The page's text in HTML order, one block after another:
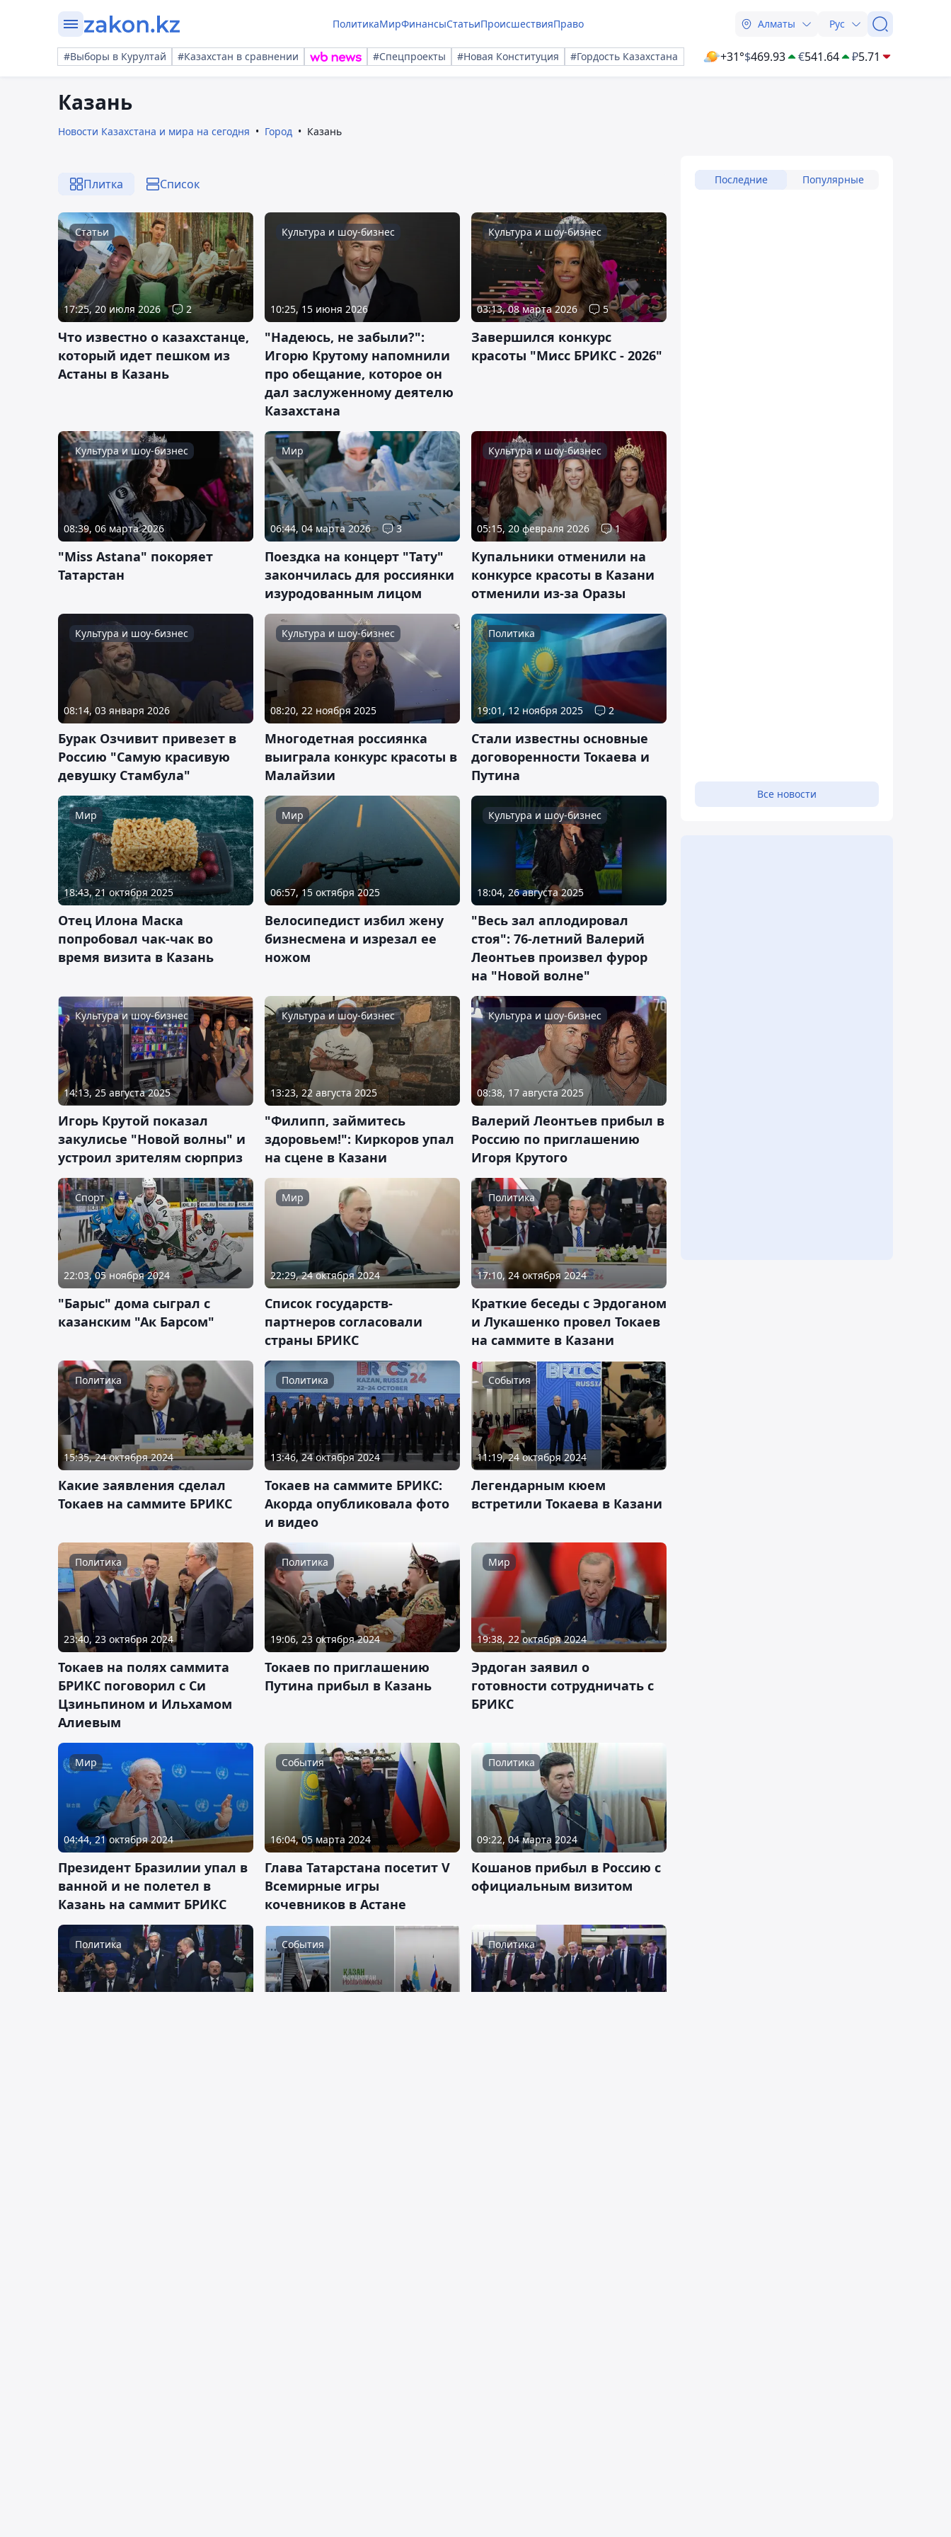
ПолитикаМирФинансыСтатьиПроисшествияПраво Алматы Рус
#Выборы в Курултай #Казахстан в сравнении #Спецпроекты #Новая Конституция #Гордость Казахстана +31°$469.93 €541.64 ₽5.71
Казань
Новости Казахстана и мира на сегодня Город Казань
Плитка Список
Статьи
17:25, 20 июля 2026 2
Что известно о казахстанце,
который идет пешком из
Астаны в Казань
Культура и шоу-бизнес
10:25, 15 июня 2026
"Надеюсь, не забыли?":
Игорю Крутому напомнили
про обещание, которое он
дал заслуженному деятелю
Казахстана
Культура и шоу-бизнес
03:13, 08 марта 2026 5
Завершился конкурс
красоты "Мисс БРИКС - 2026"
Культура и шоу-бизнес
08:39, 06 марта 2026
"Miss Astana" покоряет
Татарстан
Мир
06:44, 04 марта 2026 3
Поездка на концерт "Тату"
закончилась для россиянки
изуродованным лицом
Культура и шоу-бизнес
05:15, 20 февраля 2026 1
Купальники отменили на
конкурсе красоты в Казани
отменили из-за Оразы
Культура и шоу-бизнес
08:14, 03 января 2026
Бурак Озчивит привезет в
Россию "Самую красивую
девушку Стамбула"
Культура и шоу-бизнес
08:20, 22 ноября 2025
Многодетная россиянка
выиграла конкурс красоты в
Малайзии
Политика
19:01, 12 ноября 2025 2
Стали известны основные
договоренности Токаева и
Путина
Мир
18:43, 21 октября 2025
Отец Илона Маска
попробовал чак-чак во
время визита в Казань
Мир
06:57, 15 октября 2025
Велосипедист избил жену
бизнесмена и изрезал ее
ножом
Культура и шоу-бизнес
18:04, 26 августа 2025
"Весь зал аплодировал
стоя": 76-летний Валерий
Леонтьев произвел фурор
на "Новой волне"
Культура и шоу-бизнес
14:13, 25 августа 2025
Игорь Крутой показал
закулисье "Новой волны" и
устроил зрителям сюрприз
Культура и шоу-бизнес
13:23, 22 августа 2025
"Филипп, займитесь
здоровьем!": Киркоров упал
на сцене в Казани
Культура и шоу-бизнес
08:38, 17 августа 2025
Валерий Леонтьев прибыл в
Россию по приглашению
Игоря Крутого
Спорт
22:03, 05 ноября 2024
"Барыс" дома сыграл с
казанским "Ак Барсом"
Мир
22:29, 24 октября 2024
Список государств-
партнеров согласовали
страны БРИКС
Политика
17:10, 24 октября 2024
Краткие беседы с Эрдоганом
и Лукашенко провел Токаев
на саммите в Казани
Политика
15:35, 24 октября 2024
Какие заявления сделал
Токаев на саммите БРИКС
Политика
13:46, 24 октября 2024
Токаев на саммите БРИКС:
Акорда опубликовала фото
и видео
События
11:19, 24 октября 2024
Легендарным кюем
встретили Токаева в Казани
Политика
23:40, 23 октября 2024
Токаев на полях саммита
БРИКС поговорил с Си
Цзиньпином и Ильхамом
Алиевым
Политика
19:06, 23 октября 2024
Токаев по приглашению
Путина прибыл в Казань
Мир
19:38, 22 октября 2024
Эрдоган заявил о
готовности сотрудничать с
БРИКС
Мир
04:44, 21 октября 2024
Президент Бразилии упал в
ванной и не полетел в
Казань на саммит БРИКС
События
16:04, 05 марта 2024
Глава Татарстана посетит V
Всемирные игры
кочевников в Астане
Политика
09:22, 04 марта 2024
Кошанов прибыл в Россию с
официальным визитом
Политика События Политика
Последние Популярные
Все новости